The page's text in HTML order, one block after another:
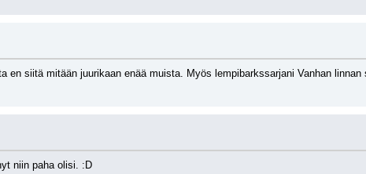
siitä mitään juurikaan enää muista. Myös lempibarkssarjani Vanhan
niin paha olisi. :D